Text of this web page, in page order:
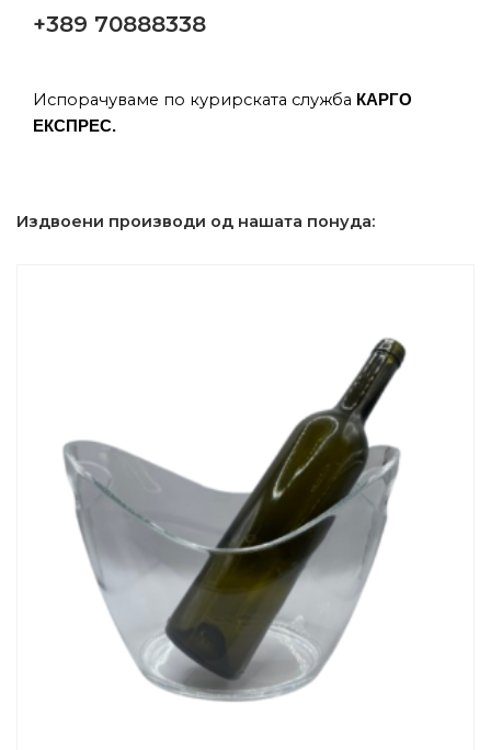
+389 70888338
Испорачуваме по курирската служба КАРГО
ЕКСПРЕС.
Издвоени производи од нашата понуда: